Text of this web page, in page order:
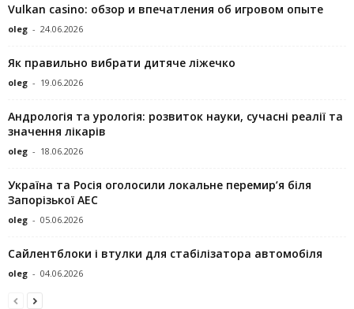
Vulkan casino: обзор и впечатления об игровом опыте
oleg - 24.06.2026
Як правильно вибрати дитяче ліжечко
oleg - 19.06.2026
Андрологія та урологія: розвиток науки, сучасні реалії та
значення лікарів
oleg - 18.06.2026
Україна та Росія оголосили локальне перемир’я біля
Запорізької АЕС
oleg - 05.06.2026
Сайлентблоки і втулки для стабілізатора автомобіля
oleg - 04.06.2026